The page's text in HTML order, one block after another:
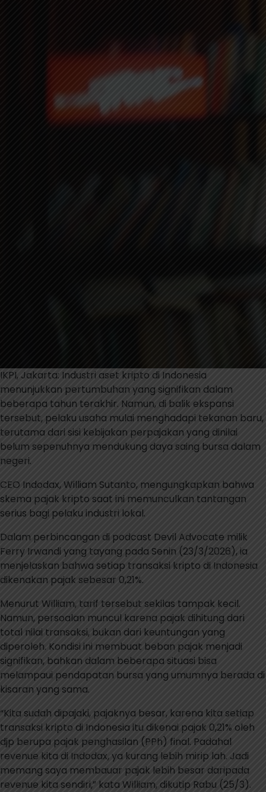
IKPI, Jakarta: Industri aset kripto di Indonesia
menunjukkan pertumbuhan yang signifikan dalam
beberapa tahun terakhir. Namun, di balik ekspansi
tersebut, pelaku usaha mulai menghadapi tekanan baru,
terutama dari sisi kebijakan perpajakan yang dinilai
belum sepenuhnya mendukung daya saing bursa dalam
negeri.
CEO Indodax, William Sutanto, mengungkapkan bahwa
skema pajak kripto saat ini memunculkan tantangan
serius bagi pelaku industri lokal.
Dalam perbincangan di podcast Devil Advocate milik
Ferry Irwandi yang tayang pada Senin (23/3/2026), ia
menjelaskan bahwa setiap transaksi kripto di Indonesia
dikenakan pajak sebesar 0,21%.
Menurut William, tarif tersebut sekilas tampak kecil.
Namun, persoalan muncul karena pajak dihitung dari
total nilai transaksi, bukan dari keuntungan yang
diperoleh. Kondisi ini membuat beban pajak menjadi
signifikan, bahkan dalam beberapa situasi bisa
melampaui pendapatan bursa yang umumnya berada di
kisaran yang sama.
“Kita sudah dipajaki, pajaknya besar, karena kita setiap
transaksi kripto di Indonesia itu dikenai pajak 0,21% oleh
djp berupa pajak penghasilan (PPh) final. Padahal
revenue kita di Indodax, ya kurang lebih mirip lah. Jadi
memang saya membauar pajak lebih besar daripada
revenue kita sendiri,” kata William, dikutip Rabu (25/3).